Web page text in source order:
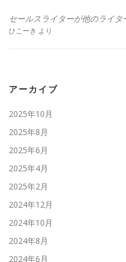
セールスライターが他のライ
ひこーき より
アーカイブ
2025年10月
2025年8月
2025年6月
2025年4月
2025年2月
2024年12月
2024年10月
2024年8月
2024年6月